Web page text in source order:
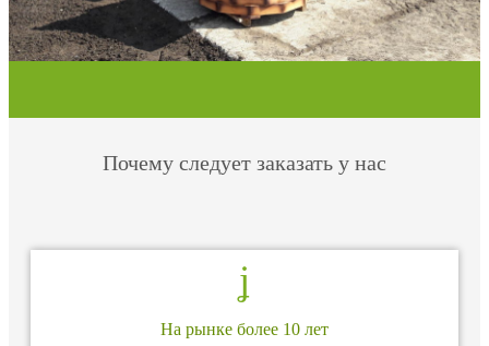
Почему следует заказать у нас
На рынке более 10 лет